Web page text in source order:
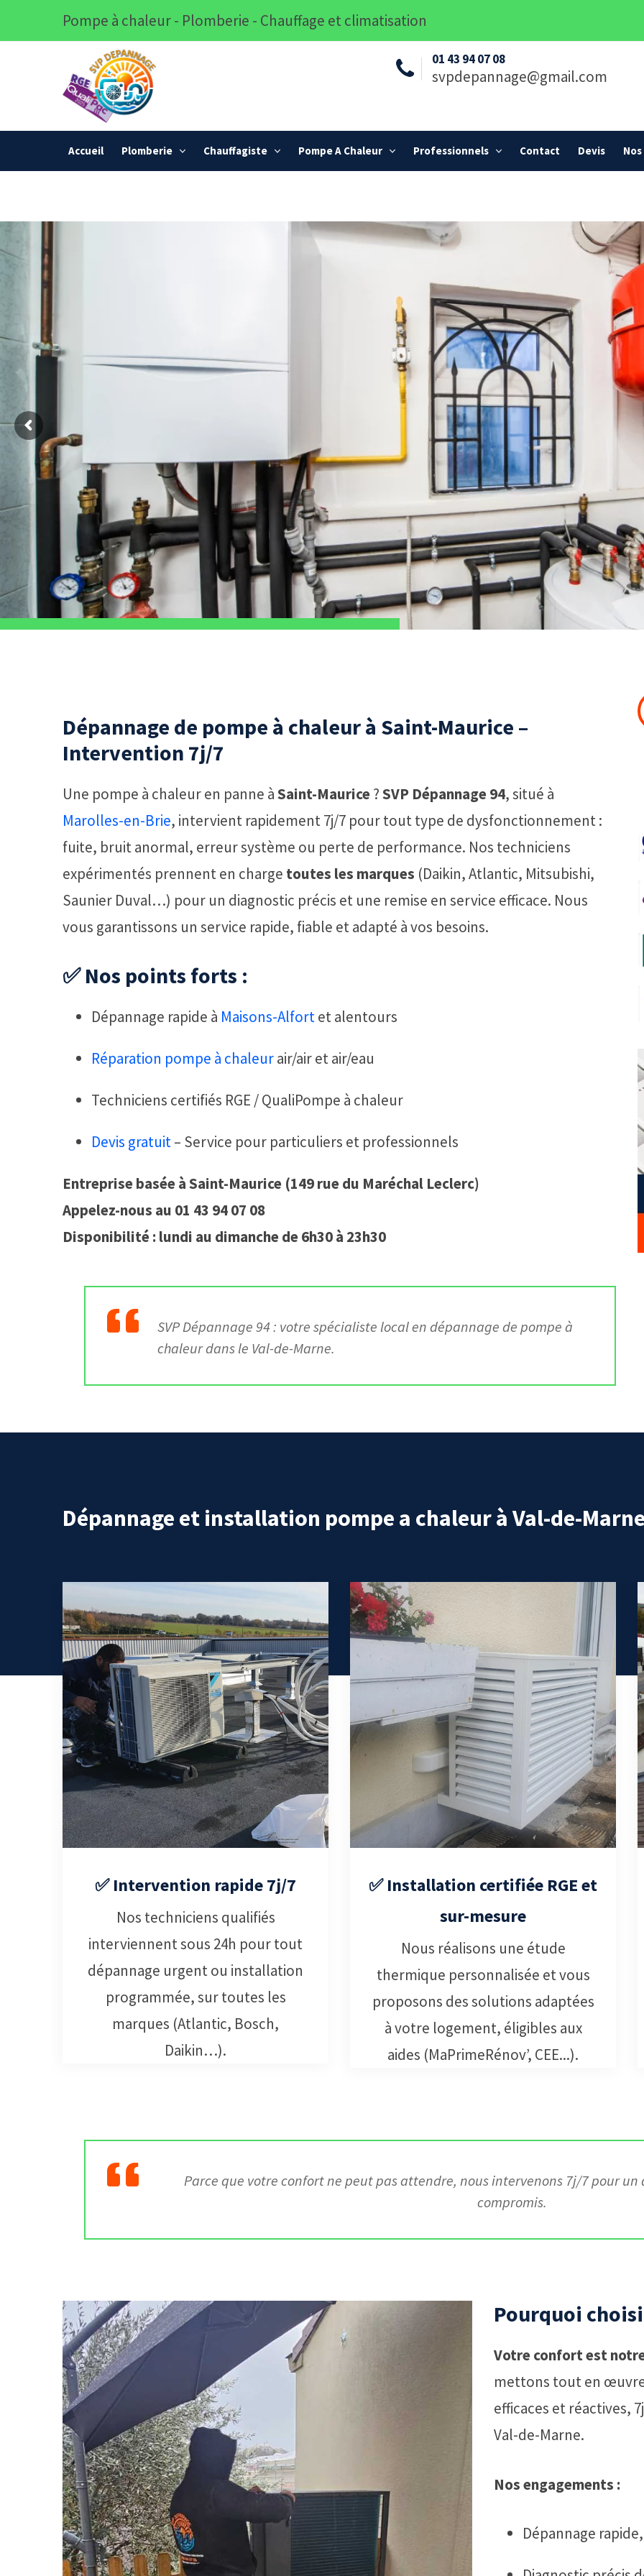
Pompe à chaleur - Plomberie - Chauffage et climatisation
01 43 94 07 08
svpdepannage@gmail.com
Accueil Plomberie Chauffagiste Pompe A Chaleur Professionnels Contact Devis
Dépannage de pompe à chaleur à Saint-Maurice –
Intervention 7j/7
Une pompe à chaleur en panne àSaint-Maurice?SVP Dépannage 94, situé à
Marolles-en-Brie, intervient rapidement 7j/7 pour tout type de dysfonctionnement :
fuite, bruit anormal, erreur système ou perte de performance. Nos techniciens
expérimentés prennent en charge toutes les marques (Daikin, Atlantic, Mitsubishi,
Saunier Duval…) pour un diagnostic précis et une remise en service efficace. Nous
vous garantissons un service rapide, fiable et adapté à vos besoins.
✅ Nos points forts :
Dépannage rapide à Maisons-Alfortet alentours
Réparation pompe à chaleurair/air et air/eau
Techniciens certifiés RGE / QualiPompe à chaleur
Devis gratuit– Service pour particuliers et professionnels
Entreprise basée à Saint-Maurice (149 rue du Maréchal Leclerc)
Appelez-nous au 01 43 94 07 08
Disponibilité : lundi au dimanche de 6h30 à 23h30
SVP Dépannage 94 : votre spécialiste local en dépannage de pompe à
chaleur dans le Val-de-Marne.
Dépannage et installation pompe a chaleur à Val-de-
✅ Intervention rapide 7j/7
Nos techniciens qualifiés
interviennent sous 24h pour tout
dépannage urgent ou installation
programmée, sur toutes les
marques (Atlantic, Bosch,
Daikin…).
✅ Installation certifiée RGE et
sur-mesure
Nous réalisons une étude
thermique personnalisée et vous
proposons des solutions adaptées
à votre logement, éligibles aux
aides (MaPrimeRénov’, CEE...).
Parce que votre confort ne peut pas attendre, nous intervenons 7j/7 pour
compromis.
Pourquoi
Votre confort est
mettons tout en
efficaces et réactives,
Val-de-Marne.
Nos engagements :
Dépannage